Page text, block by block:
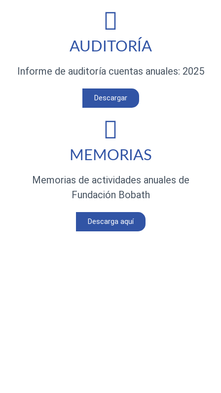
AUDITORÍA
Informe de auditoría cuentas anuales: 2025
Descargar
MEMORIAS
Memorias de actividades anuales de
Fundación Bobath
Descarga aquí